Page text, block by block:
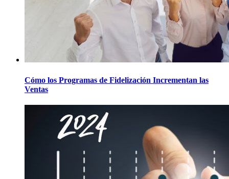
Cómo los Programas de Fidelización Incrementan las
Ventas